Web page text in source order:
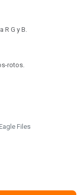
R G y B.
rotos.
Files